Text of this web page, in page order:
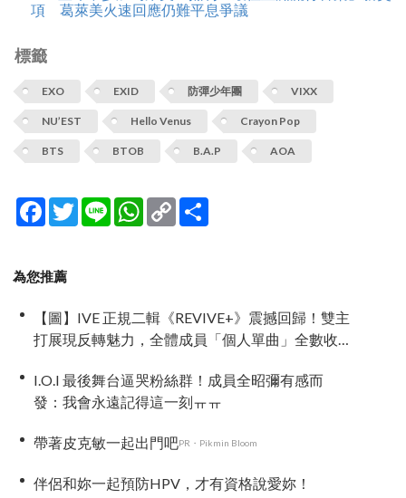
項 葛萊美火速回應仍難平息爭議
標籤
EXO EXID 防彈少年團 VIXX
NU’EST Hello Venus Crayon Pop
BTS BTOB B.A.P AOA
Facebook
TwitterLine WhatsApp
Copy
Link
為您推薦
【圖】IVE 正規二輯《REVIVE+》震撼回歸！雙主
打展現反轉魅力，全體成員「個人單曲」全數收
I.O.I 最後舞台逼哭粉絲群！成員全昭彌有感而
發：我會永遠記得這一刻ㅠㅠ
帶著皮克敏一起出門吧PR・Pikmin Bloom
伴侶和妳一起預防HPV，才有資格說愛妳！